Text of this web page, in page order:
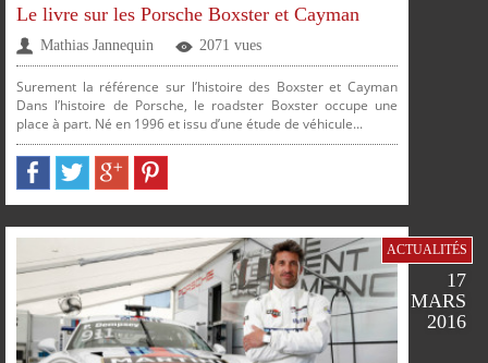
Le livre sur les Porsche Boxster et Cayman
Mathias Jannequin 2071 vues
Surement la référence sur l’histoire des Boxster et Cayman
Dans l’histoire de Porsche, le roadster Boxster occupe une
place à part. Né en 1996 et issu d’une étude de véhicule...
ACTUALITÉS
17
MARS
2016